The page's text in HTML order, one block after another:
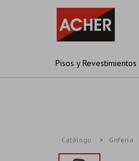
Pisos y Revestimientos
Catálogo Grifería